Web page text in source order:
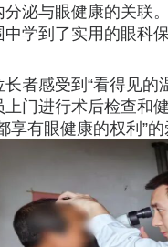
泌与眼健康的关联
学到了实用的眼科
者感受到“看得见
门进行术后检查和
享有眼健康的权利”